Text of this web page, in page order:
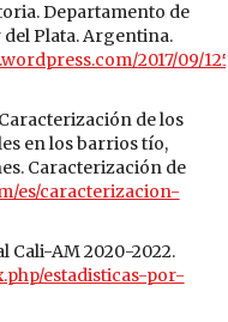
Departamento de
Plata. Argentina.
2017/09/
Caracterización de los
en los barrios tío,
Caracterización de
es/caracterizacion-
Cali-AM 2020-2022.
estadisticas-por-